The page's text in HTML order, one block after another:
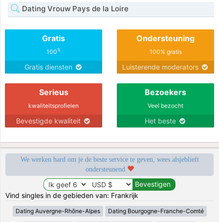
Dating Vrouw Pays de la Loire
Gratis
100%
Gratis diensten
Ondersteuning
100% gratis
Luisterende moderators
Serieus
kwaliteitsprofielen
Bevestigde kwaliteit
Bezoekers
Veel bezocht
Het beste
We werken hard om je de beste service te geven, wees alsjeblieft
ondersteunend
Vind singles in de gebieden van: Frankrijk
Dating Auvergne-Rhône-Alpes Dating Bourgogne-Franche-Comté